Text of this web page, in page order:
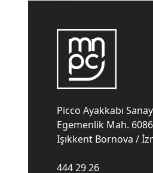
Picco Ayakkabı
Egemenlik Mah.
Işıkkent Bornova /
444 29 26